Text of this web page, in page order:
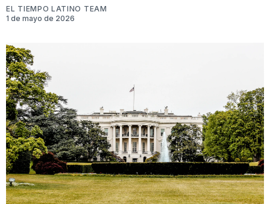
EL TIEMPO LATINO TEAM
1 de mayo de 2026